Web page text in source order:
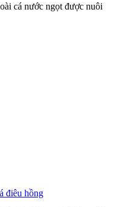
cá nước ngọt được nuôi
điêu hồng